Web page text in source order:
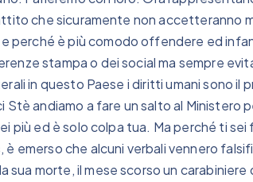
che sicuramente non accetteranno
perché è più comodo offendere ed
stampa o dei social ma sempre
in questo Paese i diritti umani sono il
andiamo a fare un salto al Ministero
più ed è solo colpa tua. Ma perché ti
emerso che alcuni verbali vennero
morte, il mese scorso un carabiniere